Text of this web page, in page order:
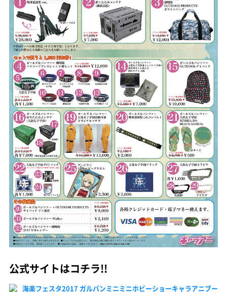
公式サイトはコチラ!!
海楽フェスタ2017 ガルパンミニミニホビーショーキャラアニブー